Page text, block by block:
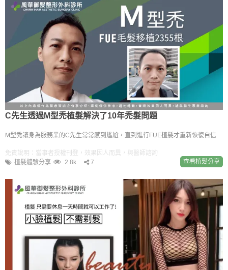
C先生透過M型禿植髮解決了10年禿髮問題
M型禿讓身為服務業的C先生常常感到尷尬，直到進行FUE植髮才重新恢復自信
免責說明：當事者授權刊登，效果因人而異，與醫師諮詢
植髮體驗分享
2.8k 7 查看植髮分享